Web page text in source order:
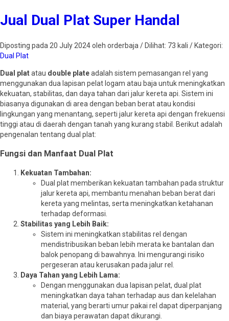
Jual Dual Plat Super Handal
Diposting pada 20 July 2024 oleh orderbaja / Dilihat: 73 kali / Kategori:
Dual Plat
Dual platatau double plateadalah sistem pemasangan rel yang
menggunakan dua lapisan pelat logam atau baja untuk meningkatkan
kekuatan, stabilitas, dan daya tahan dari jalur kereta api. Sistem ini
biasanya digunakan di area dengan beban berat atau kondisi
lingkungan yang menantang, seperti jalur kereta api dengan frekuensi
tinggi atau di daerah dengan tanah yang kurang stabil. Berikut adalah
pengenalan tentang dual plat:
Fungsi dan Manfaat Dual Plat
Kekuatan Tambahan:
Dual plat memberikan kekuatan tambahan pada struktur
jalur kereta api, membantu menahan beban berat dari
kereta yang melintas, serta meningkatkan ketahanan
terhadap deformasi.
Stabilitas yang Lebih Baik:
Sistem ini meningkatkan stabilitas rel dengan
mendistribusikan beban lebih merata ke bantalan dan
balok penopang di bawahnya. Ini mengurangi risiko
pergeseran atau kerusakan pada jalur rel.
Daya Tahan yang Lebih Lama:
Dengan menggunakan dua lapisan pelat, dual plat
meningkatkan daya tahan terhadap aus dan kelelahan
material, yang berarti umur pakai rel dapat diperpanjang
dan biaya perawatan dapat dikurangi.